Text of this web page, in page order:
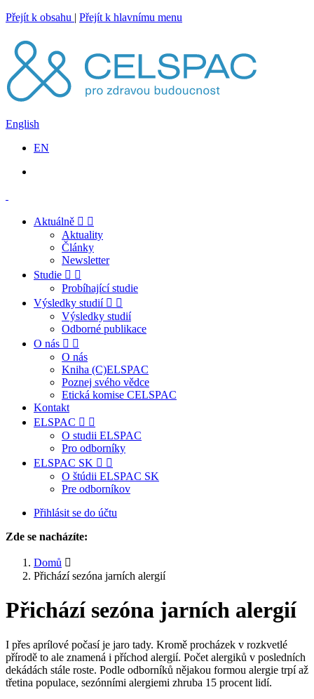
Přejít k obsahu | Přejít k hlavnímu menu
English
EN
Aktuálně
Aktuality
Články
Newsletter
Studie
Probíhající studie
Výsledky studií
Výsledky studií
Odborné publikace
O nás
O nás
Kniha (C)ELSPAC
Poznej svého vědce
Etická komise CELSPAC
Kontakt
ELSPAC
O studii ELSPAC
Pro odborníky
ELSPAC SK
O štúdii ELSPAC SK
Pre odborníkov
Přihlásit se do účtu
Zde se nacházíte:
Domů
Přichází sezóna jarních alergií
Přichází sezóna jarních alergií
I přes aprílové počasí je jaro tady. Kromě procházek v rozkvetlé
přírodě to ale znamená i příchod alergií. Počet alergiků v posledních
dekádách stále roste. Podle odborníků nějakou formou alergie trpí až
třetina populace, sezónními alergiemi zhruba 15 procent lidí.